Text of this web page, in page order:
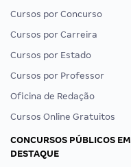
Cursos por Concurso
Cursos por Carreira
Cursos por Estado
Cursos por Professor
Oficina de Redação
Cursos Online Gratuitos
CONCURSOS PÚBLICOS EM
DESTAQUE